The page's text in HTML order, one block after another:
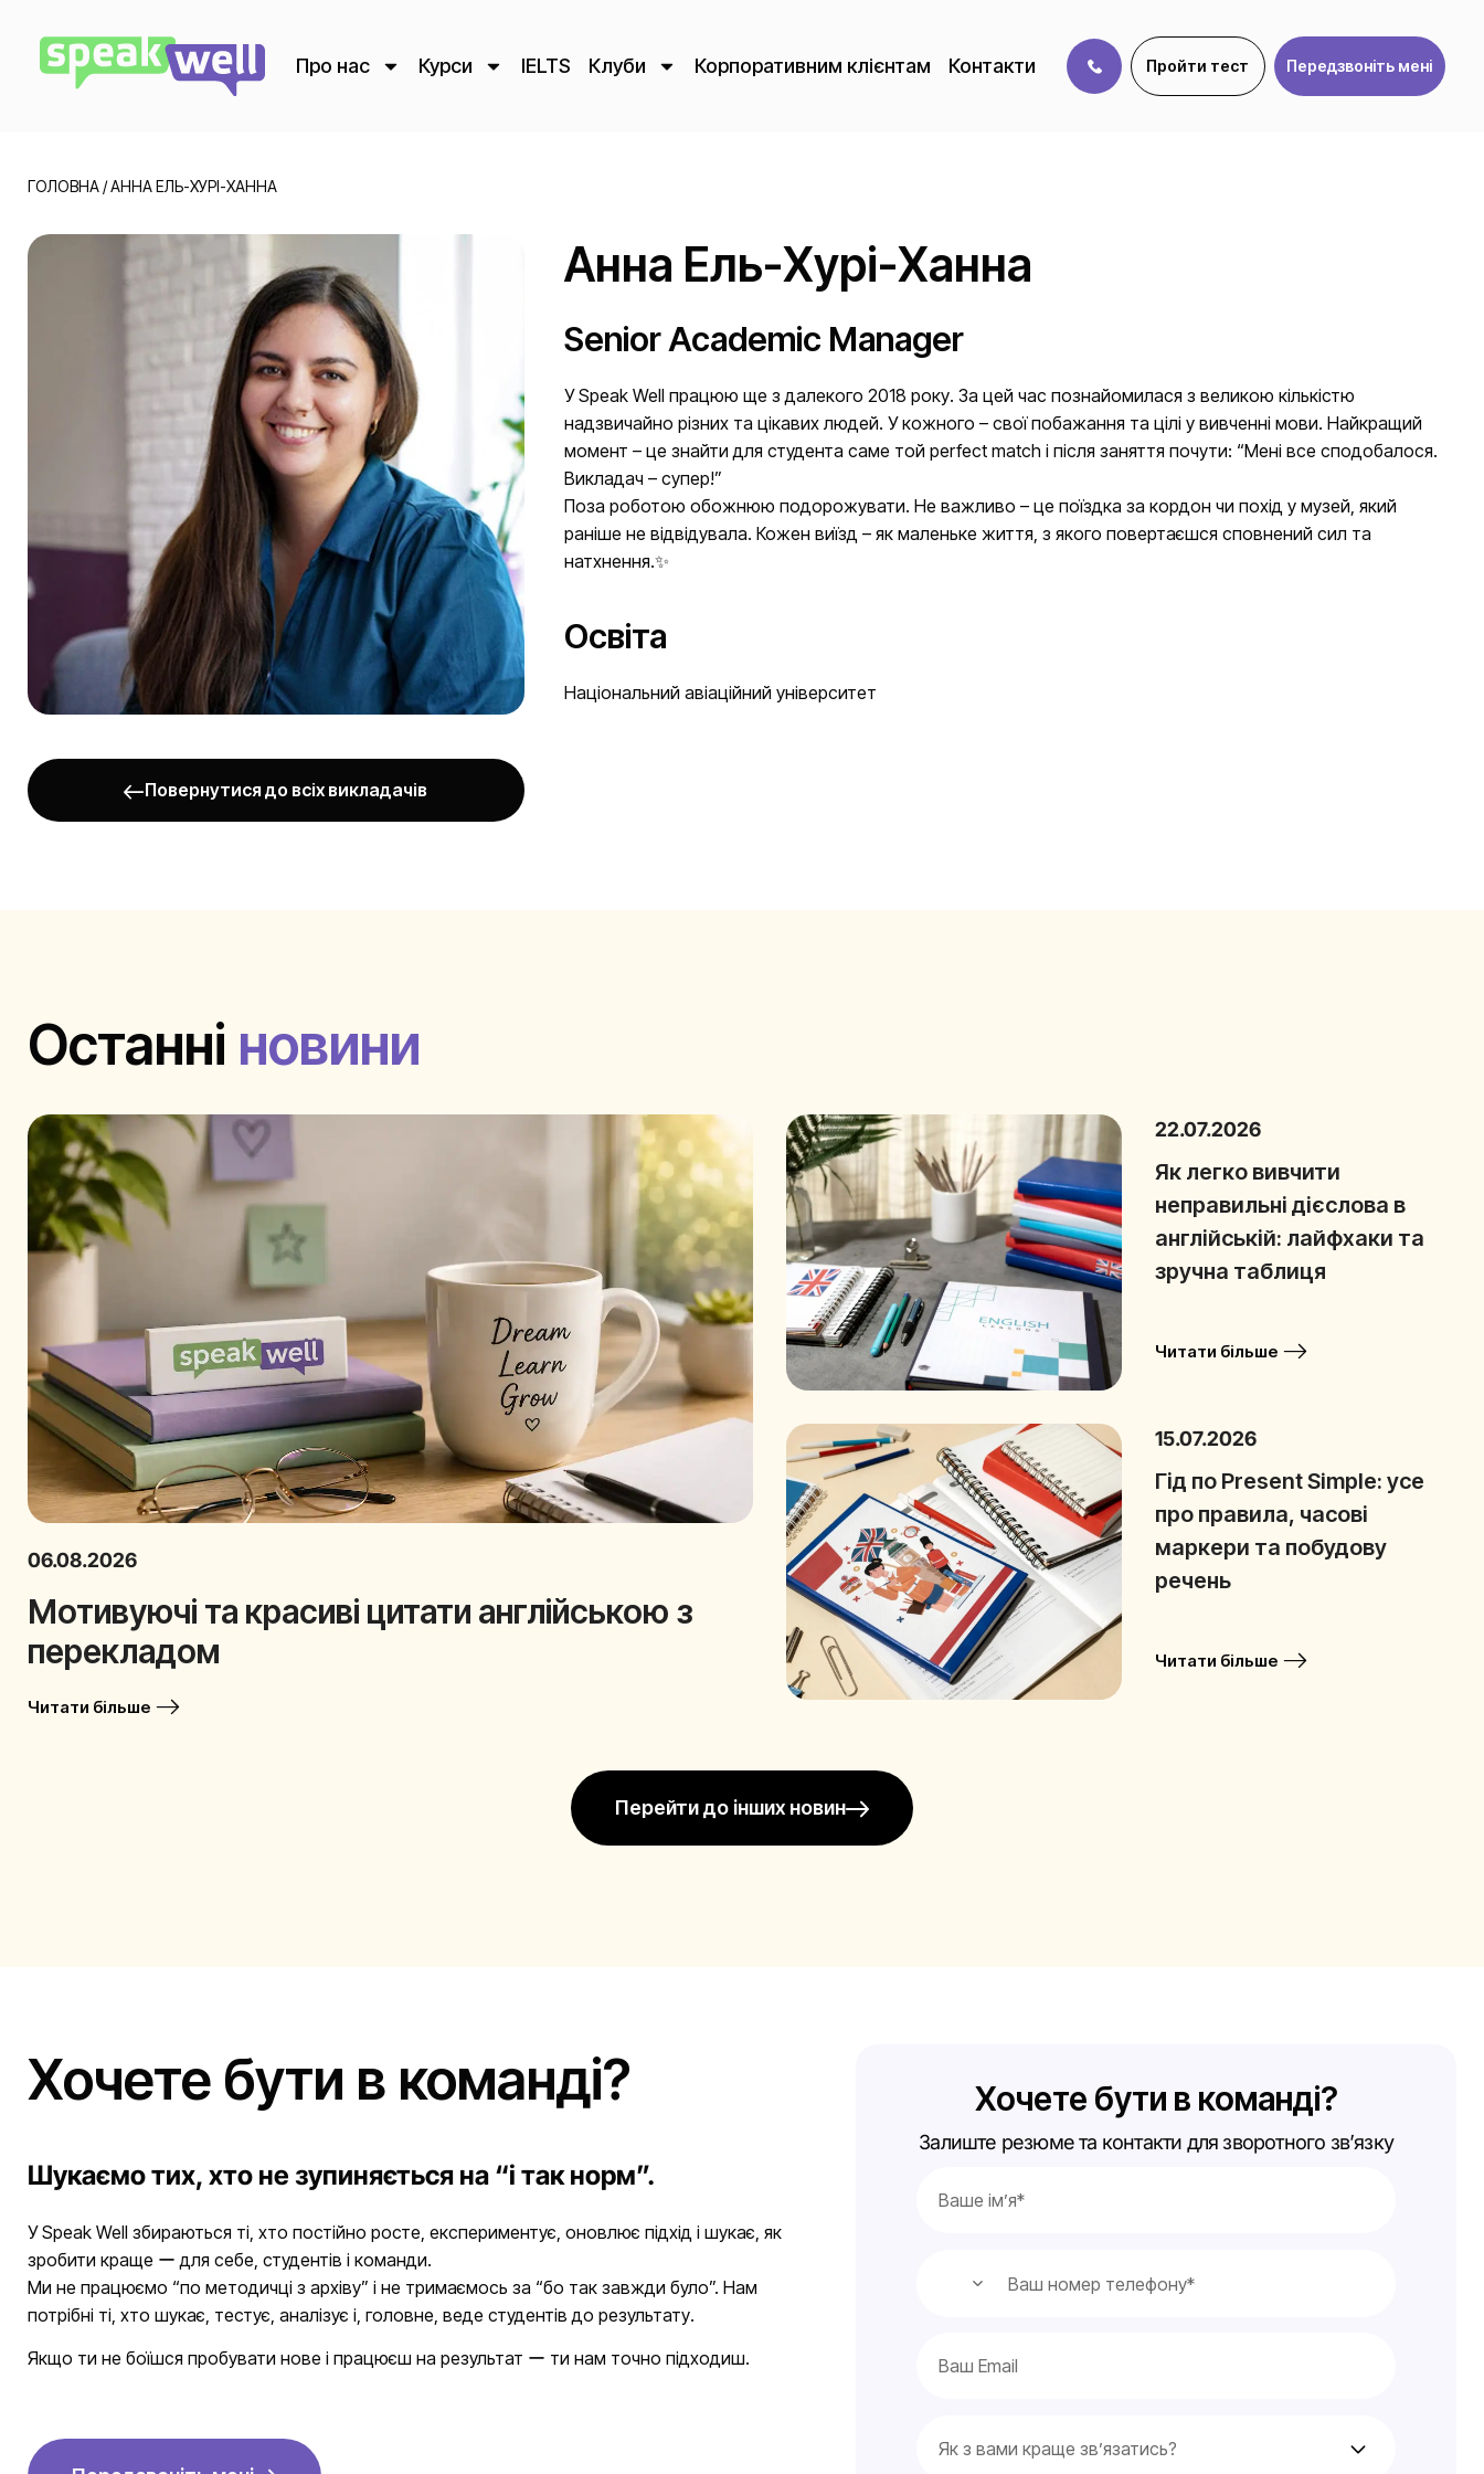
Про нас Курси IELTS Клуби Корпоративним клієнтам Контакти Пройти тест Передзвоніть мені
ГОЛОВНА/АННА ЕЛЬ-ХУРІ-ХАННА
Повернутися до всіх викладачів
Анна Ель-Хурі-Ханна
Senior Academic Manager
У Speak Well працюю ще з далекого 2018 року. За цей час познайомилася з великою кількістю
надзвичайно різних та цікавих людей. У кожного – свої побажання та цілі у вивченні мови. Найкращий
момент – це знайти для студента саме той perfect match і після заняття почути: “Мені все сподобалося.
Викладач – супер!”
Поза роботою обожнюю подорожувати. Не важливо – це поїздка за кордон чи похід у музей, який
раніше не відвідувала. Кожен виїзд – як маленьке життя, з якого повертаєшся сповнений сил та
натхнення.✨
Освіта
Національний авіаційний університет
Останні новини
06.08.2026
Мотивуючі та красиві цитати англійською з
перекладом
Читати більше
22.07.2026
Як легко вивчити
неправильні дієслова в
англійській: лайфхаки та
зручна таблиця
Читати більше
15.07.2026
Гід по Present Simple: усе
про правила, часові
маркери та побудову
речень
Читати більше
Перейти до інших новин
Хочете бути в команді?
Шукаємо тих, хто не зупиняється на “і так норм”.
У Speak Well збираються ті, хто постійно росте, експериментує, оновлює підхід і шукає, як
зробити краще ー для себе, студентів і команди.
Ми не працюємо “по методичці з архіву” і не тримаємось за “бо так завжди було”. Нам
потрібні ті, хто шукає, тестує, аналізує і, головне, веде студентів до результату.
Якщо ти не боїшся пробувати нове і працюєш на результат ー ти нам точно підходиш.
Хочете бути в команді?
Залиште резюме та контакти для зворотного зв’язку